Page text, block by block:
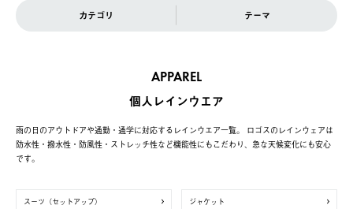
カテゴリ テーマ
APPAREL
個人レインウエア
雨の日のアウトドアや通勤・通学に対応するレインウエア一覧。 ロゴスのレインウェアは
防水性・撥水性・防風性・ストレッチ性など機能性にもこだわり、急な天候変化にも安心
です。
スーツ（セットアップ） ジャケット